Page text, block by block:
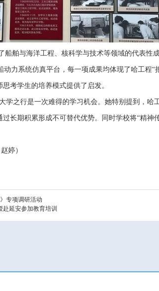
船舶与海洋工程、核科学与技术等领域的代表性
力系统仿真平台，每一项成果均体现了哈工程“
思考学生的培养模式提供了启发。
学之行是一次难得的学习机会。她特别提到，哈
长期积累形成不可替代优势。同时学校将“精神
婷）
专项调研活动
延安参加教育培训